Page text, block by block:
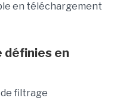
en téléchargement
définies en
filtrage